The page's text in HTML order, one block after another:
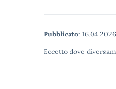
Pubblicato: 16.04.2026
Eccetto dove